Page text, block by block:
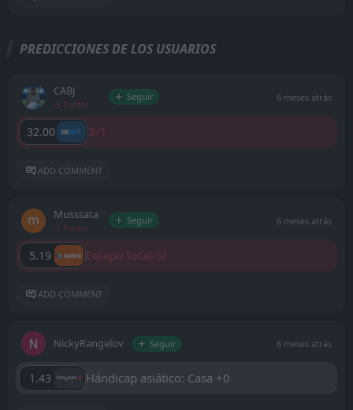
PREDICCIONES DE LOS USUARIOS
CABJ
-5 Puntos
Seguir 6 meses atrás
32.00 2/1
ADD COMMENT
Musssata
-1 Puntos
Seguir 6 meses atrás
5.19 Equipo local/Sí
ADD COMMENT
NickyRangelov Seguir 6 meses atrás
1.43 Hándicap asiático: Casa +0